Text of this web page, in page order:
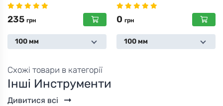
0 грн
100 мм
0 грн
Схожі товари в категорії
Інші Инструменти
Дивитися всі